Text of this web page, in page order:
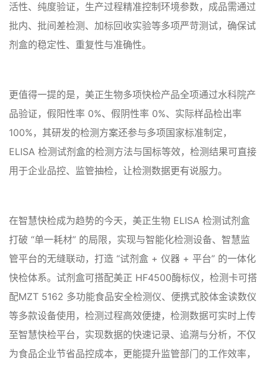
活性、纯度验证，生产过程精准控制环境参数，成品需通过
批内、批间差检测、加标回收实验等多项严苛测试，确保试
剂盒的稳定性、重复性与准确性。
更值得一提的是，美正生物多项快检产品全项通过水科院产
品验证，假阳性率 0%、假阴性率 0%、实际样品检出率
100%，其研发的检测方案还参与多项国家标准制定，
ELISA 检测试剂盒的检测方法与国标等效，检测结果可直接
用于企业品控、监管抽检，让检测数据更有说服力。
在智慧快检成为趋势的今天，美正生物 ELISA 检测试剂盒
打破 “单一耗材” 的局限，实现与智能化检测设备、智慧监
管平台的无缝联动，打造 “试剂盒 + 仪器 + 平台” 的一体化
快检体系。试剂盒可搭配美正 HF4500酶标仪，检测卡可搭
配MZT 5162 多功能食品安全检测仪、便携式胶体金读数仪
等多款设备使用，检测过程高效便捷，检测数据可实时上传
至智慧快检平台，实现数据的快速记录、追溯与分析，不仅
为食品企业节省品控成本，更能提升监管部门的工作效率，